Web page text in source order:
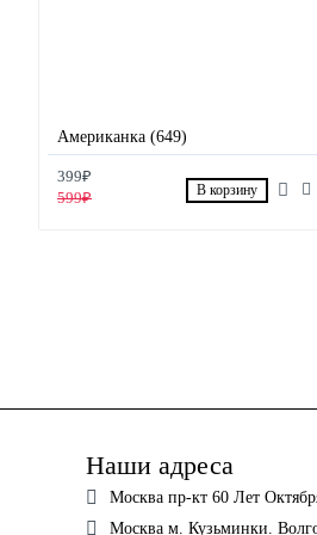
Американка (649)
399₽
599₽
В корзину
Наши адреса
Москва пр-кт 60 Лет
Москва м. Кузьминки.